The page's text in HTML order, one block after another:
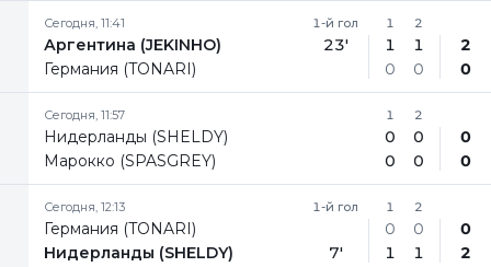
Сегодня, 11:41
Аргентина (JEKINHO)
Германия (TONARI)
1-й гол
23'
1
1
0
2
1
0
2
0
Сегодня, 11:57
Нидерланды (SHELDY)
Марокко (SPASGREY)
1
0
0
2
0
0
0
0
Сегодня, 12:13
Германия (TONARI)
Нидерланды (SHELDY)
1-й гол
7'
1
0
1
2
0
1
0
2